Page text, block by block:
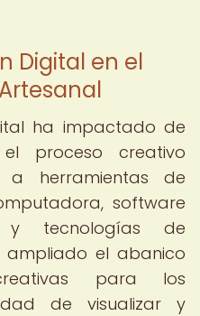
Digital en el
ha impactado de
proceso creativo
a herramientas de
software
tecnologías de
el abanico
para los
de visualizar y